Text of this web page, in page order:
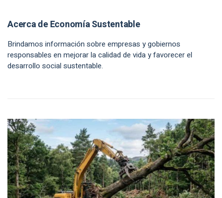
Acerca de Economía Sustentable
Brindamos información sobre empresas y gobiernos
responsables en mejorar la calidad de vida y favorecer el
desarrollo social sustentable.